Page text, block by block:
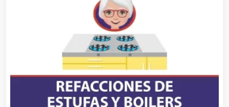
Carnicerías
Carpinterías